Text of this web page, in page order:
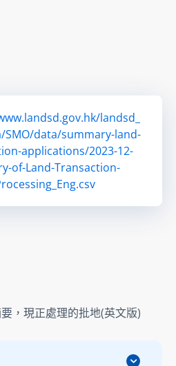
landsd_
SMO/data/summary-land-
applications/2023-12-
of-Land-Transaction-
，現正處理的批地(英文版)